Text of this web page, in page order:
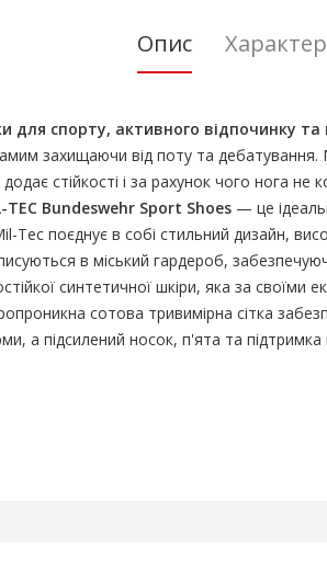
Опис
для спорту, активного відпочинку
захищаючи від поту та
стійкості і за рахунок чого нога не
-TEC Bundeswehr Sport Shoes — це
-Tec поєднує в собі стильний дизайн,
в міський гардероб,
синтетичної шкіри, яка за
сотова тривимірна сітка
а підсилений носок, п'ята та